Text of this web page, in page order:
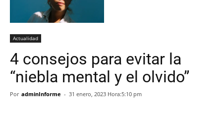
Actualidad
4 consejos para evitar la
“niebla mental y el olvido”
Por adminInforme - 31 enero, 2023 Hora:5:10 pm